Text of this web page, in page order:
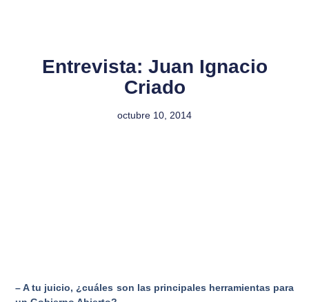
Entrevista: Juan Ignacio
Criado
octubre 10, 2014
– A tu juicio, ¿cuáles son las principales herramientas para